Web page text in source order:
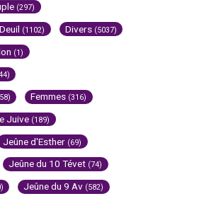
(297)
Deuil (1102) Divers (5037)
(1)
Femmes (316)
Juive (189)
Jeûne d'Esther (69)
Jeûne du 10 Tévet (74)
Jeûne du 9 Av (582)